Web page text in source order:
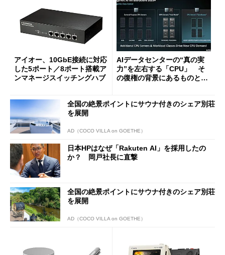
アイオー、10GbE接続に対応
した5ポート／8ポート搭載ア
ンマネージスイッチングハブ
AIデータセンターの“真の実
力”を左右する「CPU」 そ
の復権の背景にあるものと
全国の絶景ポイントにサウナ付きのシェア別荘
を展開
AD（COCO VILLA on GOETHE）
日本HPはなぜ「Rakuten AI」を採用したの
か？ 岡戸社長に直撃
全国の絶景ポイントにサウナ付きのシェア別荘
を展開
AD（COCO VILLA on GOETHE）